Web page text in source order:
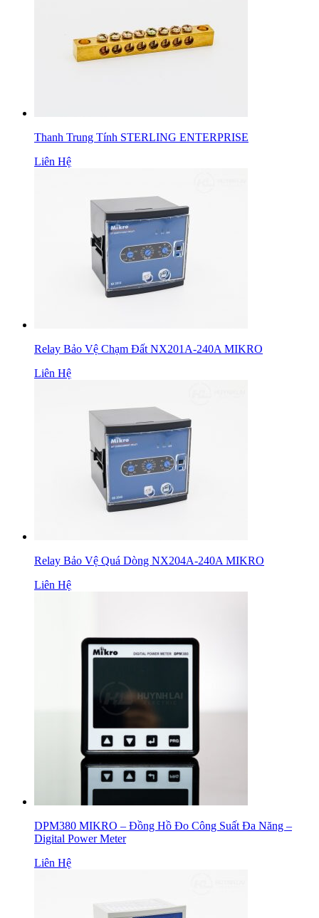
Thanh Trung Tính STERLING ENTERPRISE
Liên Hệ
Relay Bảo Vệ Chạm Đất NX201A-240A MIKRO
Liên Hệ
Relay Bảo Vệ Quá Dòng NX204A-240A MIKRO
Liên Hệ
DPM380 MIKRO – Đồng Hồ Đo Công Suất Đa Năng –
Digital Power Meter
Liên Hệ